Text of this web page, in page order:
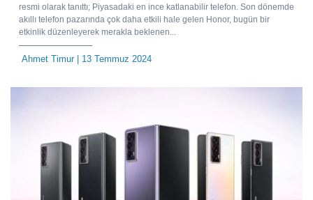
resmi olarak tanıttı; Piyasadaki en ince katlanabilir telefon. Son dönemde
akıllı telefon pazarında çok daha etkili hale gelen Honor, bugün bir
etkinlik düzenleyerek merakla beklenen...
Ahmet Timur| 13 Temmuz 2024